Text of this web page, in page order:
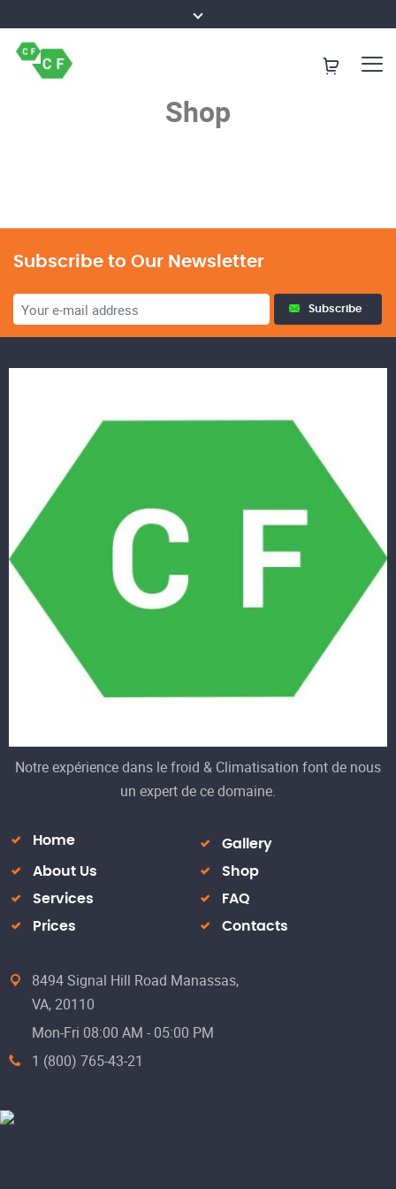
Shop
Subscribe to Our Newsletter
Subscribe
Notre expérience dans le froid & Climatisation font de nous
un expert de ce domaine.
Home
Gallery
About Us
Shop
Services
FAQ
Prices
Contacts
8494 Signal Hill Road Manassas,
VA, 20110
Mon-Fri 08:00 AM - 05:00 PM
1 (800) 765-43-21